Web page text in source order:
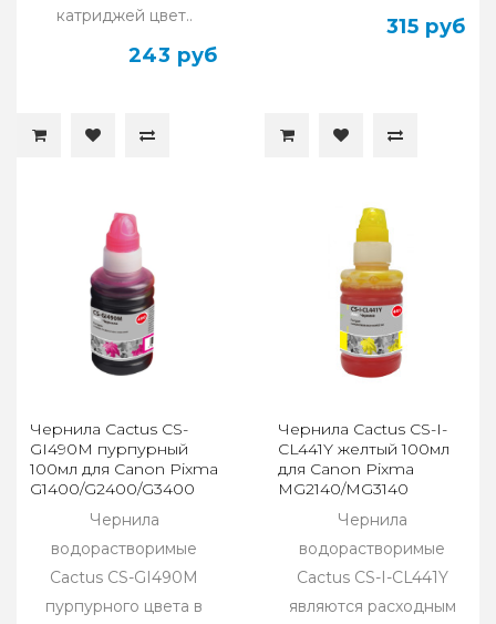
катриджей цвет..
243 руб
315 руб
Чернила Cactus CS-
GI490M пурпурный
100мл для Canon Pixma
G1400/G2400/G3400
Чернила
водорастворимые
Cactus CS-GI490M
пурпурного цвета в
Чернила Cactus CS-I-
CL441Y желтый 100мл
для Canon Pixma
MG2140/MG3140
Чернила
водорастворимые
Cactus CS-I-CL441Y
являются расходным